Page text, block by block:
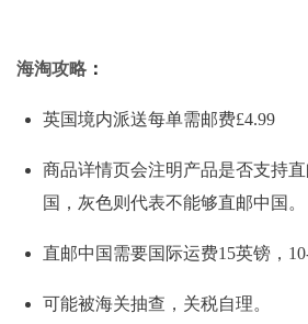
海淘攻略 ：
英国境内派送每单需邮费£4.99
商品详情页会注明产品是否支持
国，灰色则代表不能够直邮中国。
直邮中国需要国际运费15英镑，
可能被海关抽查，关税自理。